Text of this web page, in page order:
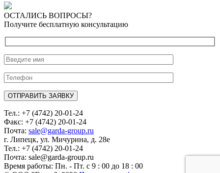
ОСТАЛИСЬ ВОПРОСЫ?
Получите бесплатную консультацию
Тел.: +7 (4742) 20-01-24
Факс: +7 (4742) 20-01-24
Почта: sale@garda-group.ru
г. Липецк, ул. Мичурина, д. 28е
Тел.: +7 (4742) 20-01-24
Почта: sale@garda-group.ru
Время работы: Пн. - Пт. с 9 : 00 до 18 : 00